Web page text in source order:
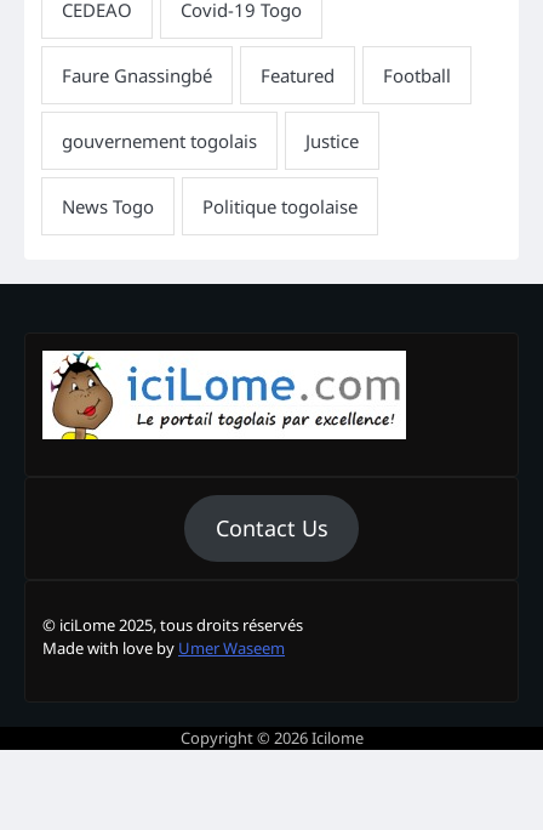
Contact Us
© iciLome 2025, tous droits réservés
Made with love by Umer Waseem
Copyright © 2026Icilome